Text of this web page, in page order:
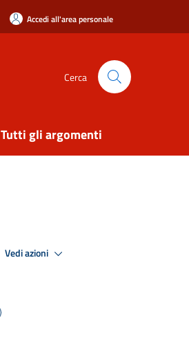
Accedi all'area personale
Cerca
Tutti gli argomenti
Vedi azioni